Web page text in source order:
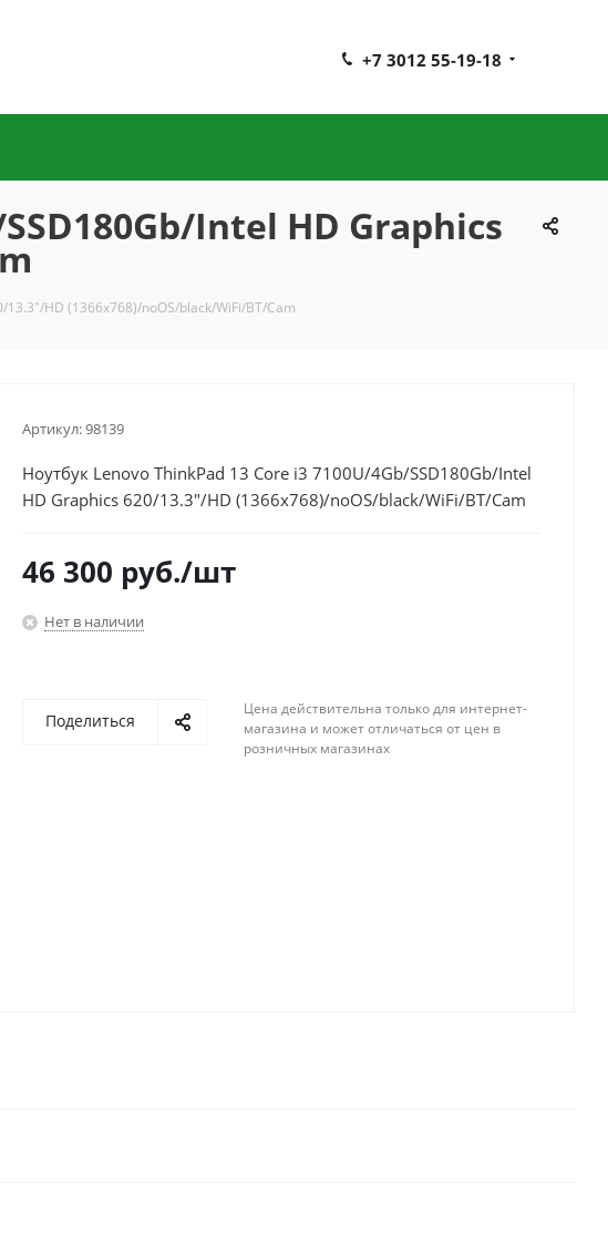
+7 3012 55-19-18
Intel HD Graphics
HD (1366x768)/noOS/black/WiFi/BT/Cam
Артикул:98139
Ноутбук Lenovo ThinkPad 13 Core i3 7100U/4Gb/SSD180Gb/Intel
HD Graphics 620/13.3"/HD (1366x768)/noOS/black/WiFi/BT/Cam
46 300 руб./шт
Нет в наличии
Поделиться
Цена действительна только для интернет-
магазина и может отличаться от цен в
розничных магазинах